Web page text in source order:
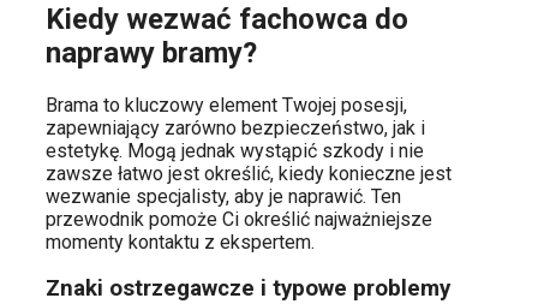
Kiedy wezwać fachowca do
naprawy bramy?
Brama to kluczowy element Twojej posesji,
zapewniający zarówno bezpieczeństwo, jak i
estetykę. Mogą jednak wystąpić szkody i nie
zawsze łatwo jest określić, kiedy konieczne jest
wezwanie specjalisty, aby je naprawić. Ten
przewodnik pomoże Ci określić najważniejsze
momenty kontaktu z ekspertem.
Znaki ostrzegawcze i typowe problemy